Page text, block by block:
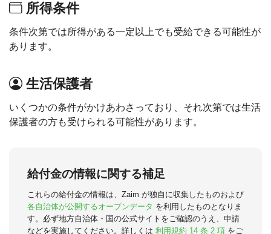
所得条件
条件次第では所得がある一定以上でも受給できる可能性が
あります。
生活保護者
いくつかの条件がかけあわさっており、それ次第では生活
保護者の方も受けられる可能性があります。
給付金の情報に関する補足
これらの給付金の情報は、Zaim が独自に収集したものおよび
各自治体が公開するオープンデータ を利用したものとなりま
す。必ず地方自治体・国の公式サイトをご確認のうえ、申請
などを実施してください。詳しくは 利用規約 14 条 2 項 をご